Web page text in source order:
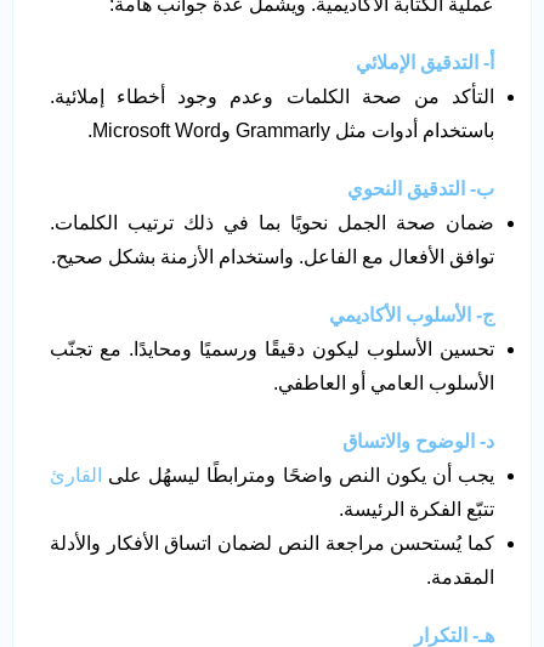
أ- التدقيق الإملائي
التأكد من صحة الكلمات وعدم وجود أخطاء إملائية.
باستخدام أدوات مثل Grammarly وMicrosoft Word.
ب- التدقيق النحوي
ضمان صحة الجمل نحويًا بما في ذلك ترتيب الكلمات.
توافق الأفعال مع الفاعل. واستخدام الأزمنة بشكل صحيح.
ج- الأسلوب الأكاديمي
تحسين الأسلوب ليكون دقيقًا ورسميًا ومحايدًا. مع تجنّب
الأسلوب العامي أو العاطفي.
د- الوضوح والاتساق
يجب أن يكون النص واضحًا ومترابطًا ليسهُل على
القارئ
تتبّع الفكرة الرئيسة.
كما يُستحسن مراجعة النص لضمان اتساق الأفكار والأدلة
المقدمة.
هـ- التكرار